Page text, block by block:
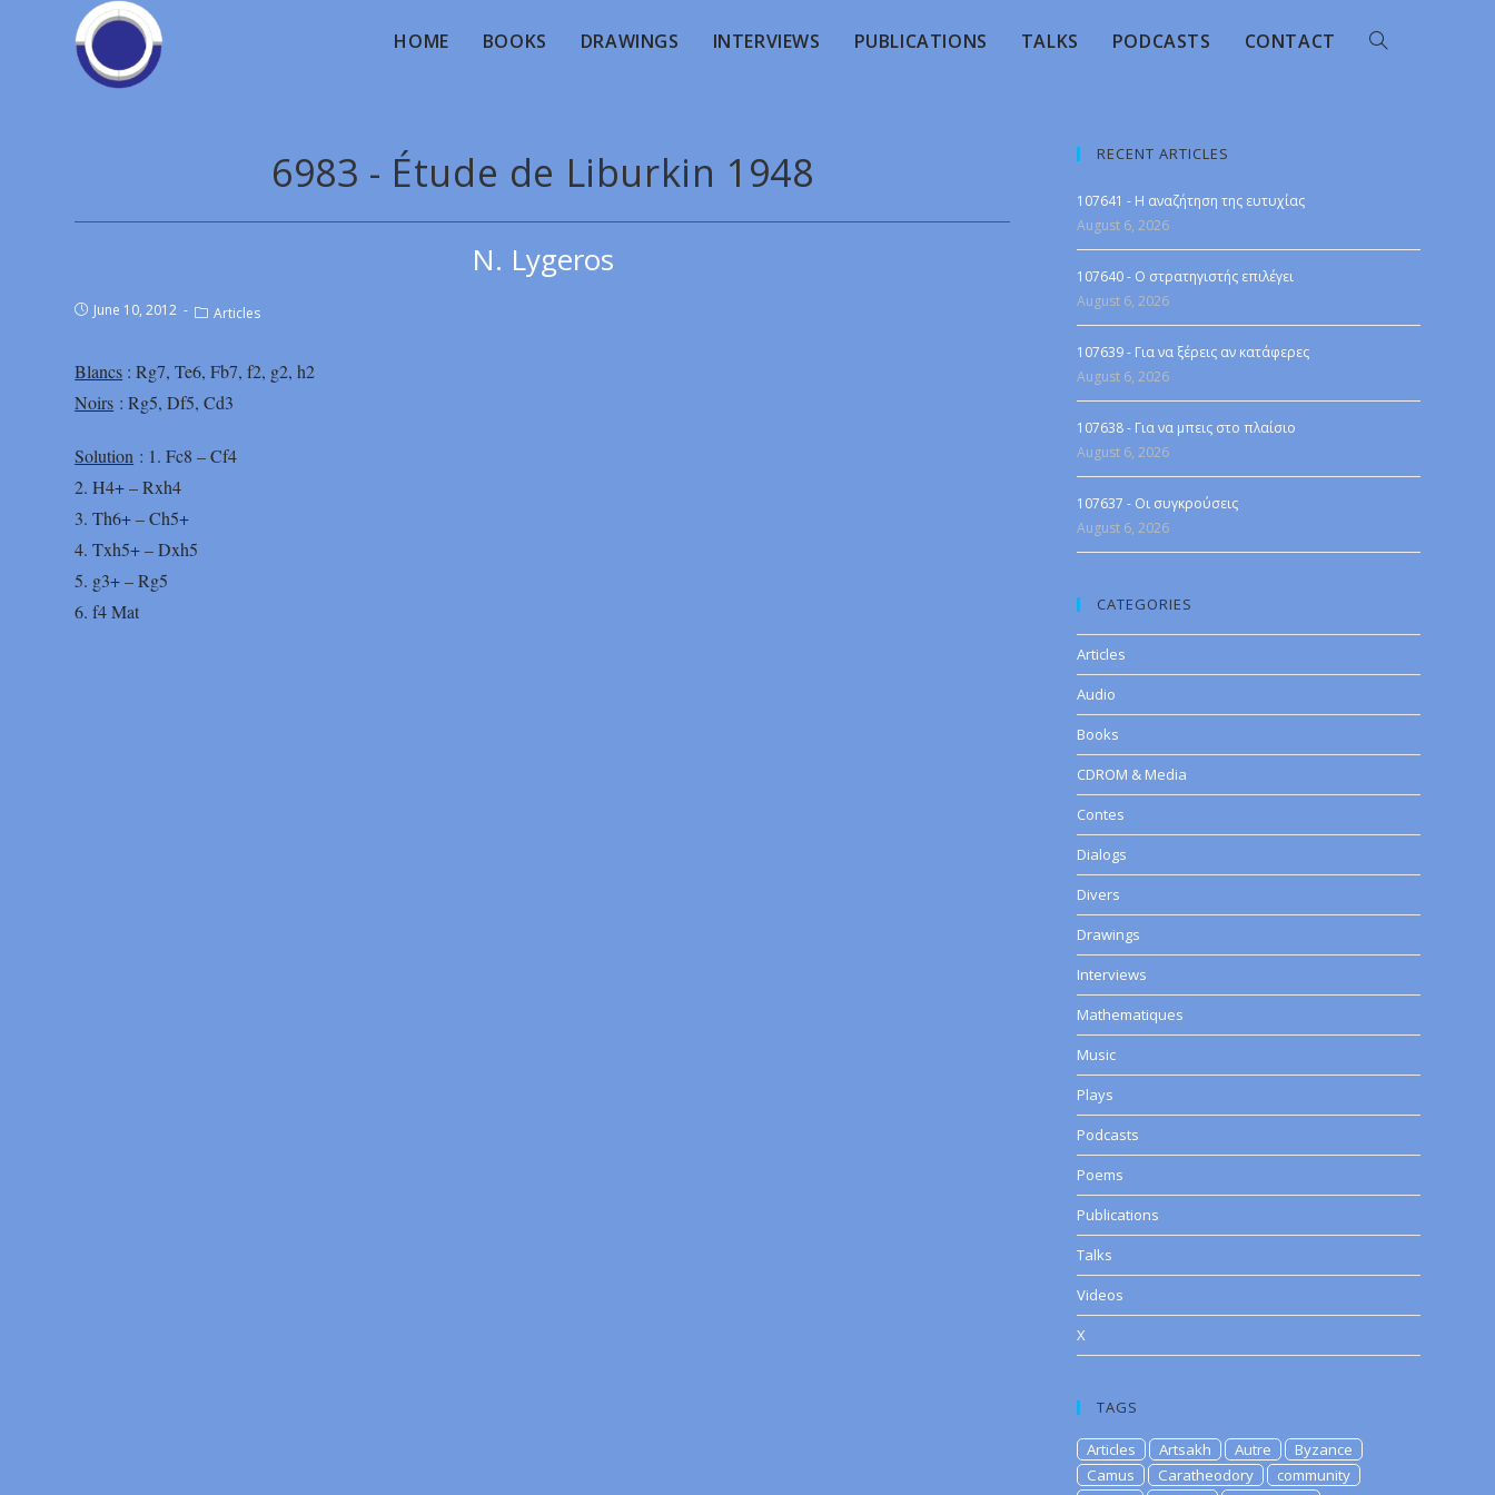
HOME BOOKS DRAWINGS INTERVIEWS PUBLICATIONS TALKS PODCASTS CONTACT
6983 - Étude de Liburkin 1948
N. Lygeros
June 10, 2012 Articles
Blancs : Rg7, Te6, Fb7, f2, g2, h2
Noirs : Rg5, Df5, Cd3
Solution : 1. Fc8 – Cf4
2. H4+ – Rxh4
3. Th6+– Ch5+
4. Txh5+ – Dxh5
5. g3+ – Rg5
6. f4 Mat
RECENT ARTICLES
107641 - Η αναζήτηση της ευτυχίας
August 6, 2026
107640 - Ο στρατηγιστής επιλέγει
August 6, 2026
107639 - Για να ξέρεις αν κατάφερες
August 6, 2026
107638 - Για να μπεις στο πλαίσιο
August 6, 2026
107637 - Οι συγκρούσεις
August 6, 2026
CATEGORIES
Articles
Audio
Books
CDROM & Media
Contes
Dialogs
Divers
Drawings
Interviews
Mathematiques
Music
Plays
Podcasts
Poems
Publications
Talks
Videos
X
TAGS
Articles Artsakh Autre
Byzance
Camus
Caratheodory
community